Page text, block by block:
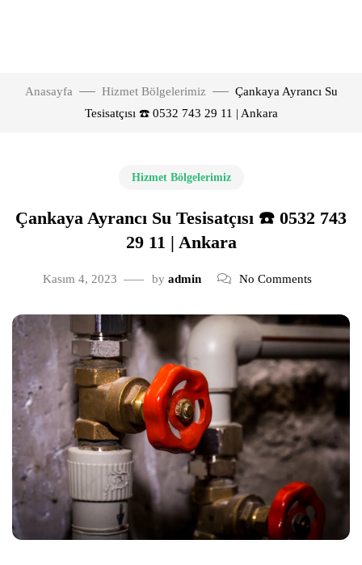
Anasayfa Hizmet Bölgelerimiz
Çankaya Ayrancı Su
Tesisatçısı ☎️ 0532 743 29 11 | Ankara
Hizmet Bölgelerimiz
Çankaya Ayrancı Su Tesisatçısı ☎️ 0532 743
29 11 | Ankara
Kasım 4, 2023 by admin No Comments